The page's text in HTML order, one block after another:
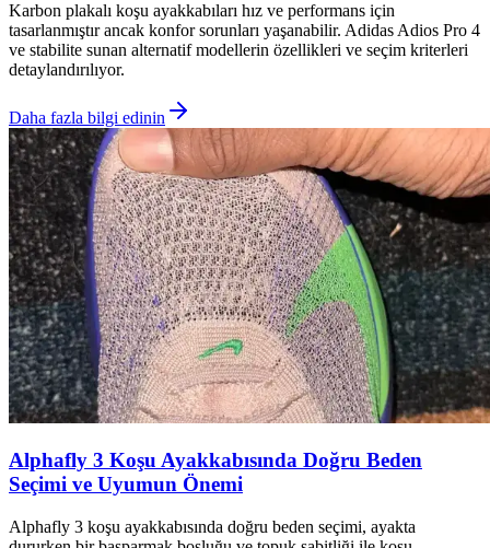
Karbon plakalı koşu ayakkabıları hız ve performans için
tasarlanmıştır ancak konfor sorunları yaşanabilir. Adidas Adios Pro 4
ve stabilite sunan alternatif modellerin özellikleri ve seçim kriterleri
detaylandırılıyor.
Daha fazla bilgi edinin
Alphafly 3 Koşu Ayakkabısında Doğru Beden
Seçimi ve Uyumun Önemi
Alphafly 3 koşu ayakkabısında doğru beden seçimi, ayakta